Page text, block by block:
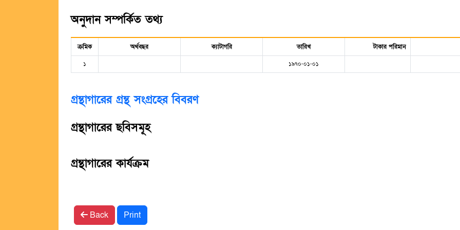
অনুদান সম্পর্কিত তথ্য
ক্রমিক অর্থবছর ক্যাটাগরি তারিখ টাকার পরিমান
১ ১৯৭০-০১-০১
গ্রন্থাগারের গ্রন্থ সংগ্রহের বিবরণ
গ্রন্থাগারের ছবিসমূহ
গ্রন্থাগারের কার্যক্রম
Back Print